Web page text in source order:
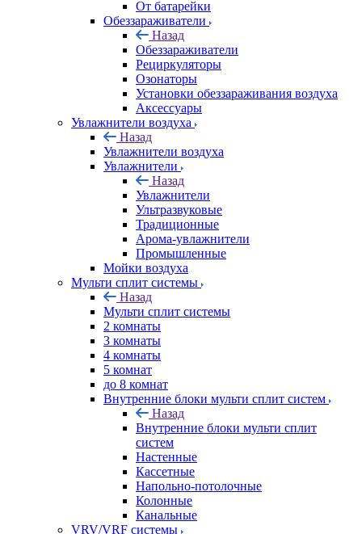
От батарейки
Обеззараживатели
Назад
Обеззараживатели
Рециркуляторы
Озонаторы
Установки обеззараживания воздуха
Аксессуары
Увлажнители воздуха
Назад
Увлажнители воздуха
Увлажнители
Назад
Увлажнители
Ультразвуковые
Традиционные
Арома-увлажнители
Промышленные
Мойки воздуха
Мульти сплит системы
Назад
Мульти сплит системы
2 комнаты
3 комнаты
4 комнаты
5 комнат
до 8 комнат
Внутренние блоки мульти сплит систем
Назад
Внутренние блоки мульти сплит
систем
Настенные
Кассетные
Напольно-потолочные
Колонные
Канальные
VRV/VRF системы